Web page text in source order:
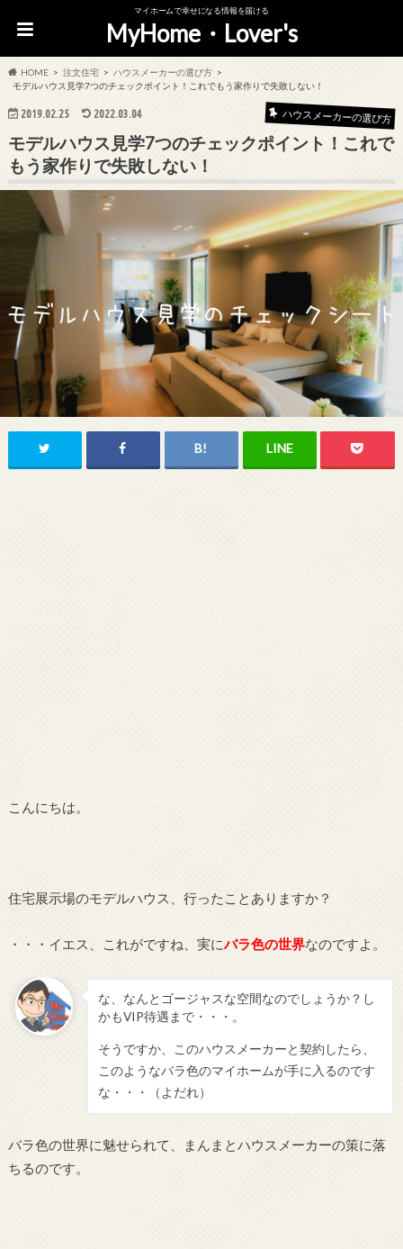
マイホームで幸せになる情報を届ける
MyHome・Lover's
HOME 注文住宅
ハウスメーカーの選び方
モデルハウス見学7つのチェックポイント！これでもう家作りで失敗しない！
2019.02.25 2022.03.04 ハウスメーカーの選び方
モデルハウス見学7つのチェックポイント！これで
もう家作りで失敗しない！
こんにちは。
住宅展示場のモデルハウス、行ったことありますか？
・・・イエス、これがですね、実にバラ色の世界なのですよ。
な、なんとゴージャスな空間なのでしょうか？し
かもVIP待遇まで・・・。
そうですか、このハウスメーカーと契約したら、
このようなバラ色のマイホームが手に入るのです
な・・・（よだれ）
バラ色の世界に魅せられて、まんまとハウスメーカーの策に落
ちるのです。